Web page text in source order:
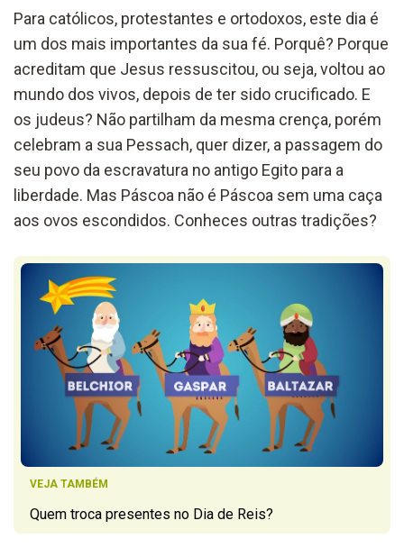
Para católicos, protestantes e ortodoxos, este dia é
um dos mais importantes da sua fé. Porquê? Porque
acreditam que Jesus ressuscitou, ou seja, voltou ao
mundo dos vivos, depois de ter sido crucificado. E
os judeus? Não partilham da mesma crença, porém
celebram a sua Pessach, quer dizer, a passagem do
seu povo da escravatura no antigo Egito para a
liberdade. Mas Páscoa não é Páscoa sem uma caça
aos ovos escondidos. Conheces outras tradições?
VEJA TAMBÉM
Quem troca presentes no Dia de Reis?